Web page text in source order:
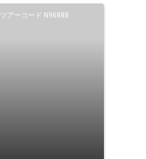
ツアーコード N96888